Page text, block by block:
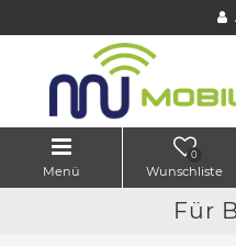
Menü
0
Wunschliste
Für